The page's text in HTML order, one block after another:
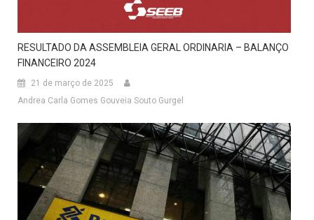
RESULTADO DA ASSEMBLEIA GERAL ORDINARIA – BALANÇO
FINANCEIRO 2024
21 de março de 2025
Andrea Carla Gomes Gouveia Souto Gurgel